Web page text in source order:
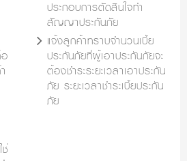
ประกอบการตัดสินใจทำ
สัญญาประกันภัย
แจ้งลูกค้าทราบจำนวนเบี้ย
ประกันภัยที่ผู้เอาประกันภัยจะ
ต้องชำระระยะเวลาเอาประกัน
ภัย ระยะเวลาชำระเบี้ยประกัน
ภัย